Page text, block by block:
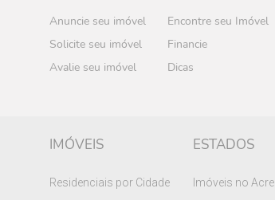
Anuncie seu imóvel Encontre seu Imóvel
Solicite seu imóvel
Financie
Avalie seu imóvel
Dicas
IMÓVEIS
Residenciais por Cidade
ESTADOS
Imóveis no Acre